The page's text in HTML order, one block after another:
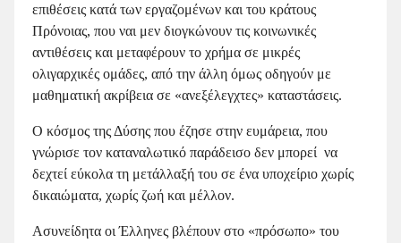
επιθέσεις κατά των εργαζομένων και του κράτους
Πρόνοιας, που ναι μεν διογκώνουν τις κοινωνικές
αντιθέσεις και μεταφέρουν το χρήμα σε μικρές
ολιγαρχικές ομάδες, από την άλλη όμως οδηγούν με
μαθηματική ακρίβεια σε «ανεξέλεγχτες» καταστάσεις.
Ο κόσμος της Δύσης που έζησε στην ευμάρεια, που
γνώρισε τον καταναλωτικό παράδεισο δεν μπορεί να
δεχτεί εύκολα τη μετάλλαξή του σε ένα υποχείριο χωρίς
δικαιώματα, χωρίς ζωή και μέλλον.
Ασυνείδητα οι Έλληνες βλέπουν στο «πρόσωπο» του